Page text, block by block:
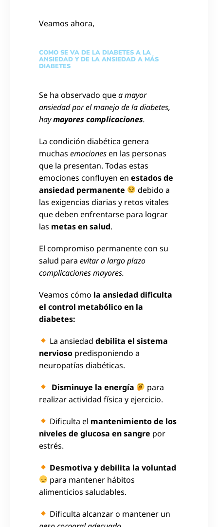
Veamos ahora,
COMO SE VA DE LA DIABETES A LA
ANSIEDAD Y DE LA ANSIEDAD A MÁS
DIABETES
Se ha observado quea mayor
ansiedad por el manejo de la diabetes,
haymayores complicaciones.
La condición diabética genera
muchas emocionesen las personas
que la presentan. Todas estas
emociones confluyen en estados de
ansiedad permanente
debido a
las exigencias diarias y retos vitales
que deben enfrentarse para lograr
las metas en salud.
El compromiso permanente con su
salud para evitar a largo plazo
complicaciones mayores.
Veamos cómo la ansiedad dificulta
el control metabólico en la
diabetes:
La ansiedaddebilita el sistema
nervioso predisponiendo a
neuropatías diabéticas.
Disminuye la energía
para
realizar actividad física y ejercicio.
Dificulta el mantenimiento de los
niveles de glucosa en sangre por
estrés.
Desmotiva y debilita la voluntad
para mantener hábitos
alimenticios saludables.
Dificulta alcanzar o mantener un